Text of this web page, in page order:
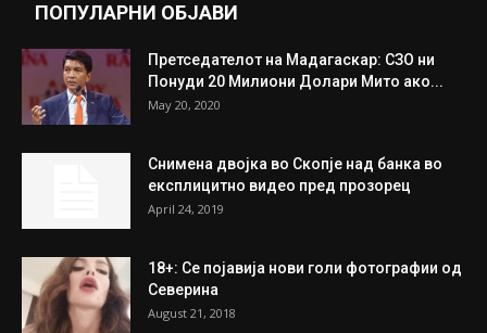
ПОПУЛАРНИ ОБЈАВИ
Претседателот на Мадагаскар: СЗО ни
Понуди 20 Милиони Долари Мито ако...
May 20, 2020
Снимена двојка во Скопје над банка во
експлицитно видео пред прозорец
April 24, 2019
18+: Се појавија нови голи фотографии од
Северина
August 21, 2018